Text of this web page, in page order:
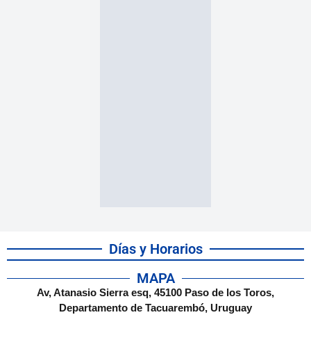
Días y Horarios
MAPA
Av, Atanasio Sierra esq, 45100 Paso de los Toros,
Departamento de Tacuarembó, Uruguay